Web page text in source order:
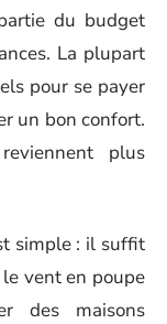
du budget
La plupart
pour se payer
un bon confort.
plus
simple : il suffit
vent en poupe
des maisons